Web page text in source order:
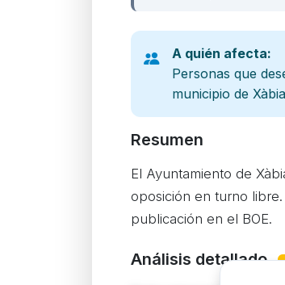
A quién afecta:
Personas que
municipio de
Resumen
El Ayuntamiento de
oposición en turno
publicación en el BOE.
Análisis detallado